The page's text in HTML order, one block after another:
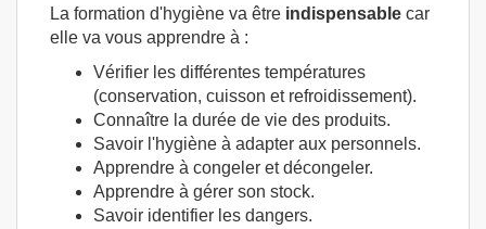
La formation d'hygiène va être indispensable car
elle va vous apprendre à :
Vérifier les différentes températures
(conservation, cuisson et refroidissement).
Connaître la durée de vie des produits.
Savoir l'hygiène à adapter aux personnels.
Apprendre à congeler et décongeler.
Apprendre à gérer son stock.
Savoir identifier les dangers.